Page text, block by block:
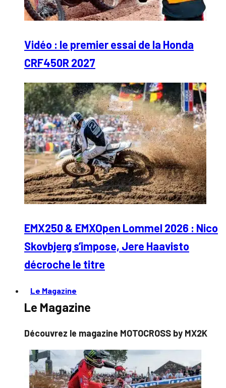
Vidéo : le premier essai de la Honda
CRF450R 2027
EMX250 & EMXOpen Lommel 2026 : Nico
Skovbjerg s’impose, Jere Haavisto
décroche le titre
Le Magazine
Le Magazine
Découvrez le magazine MOTOCROSS by MX2K